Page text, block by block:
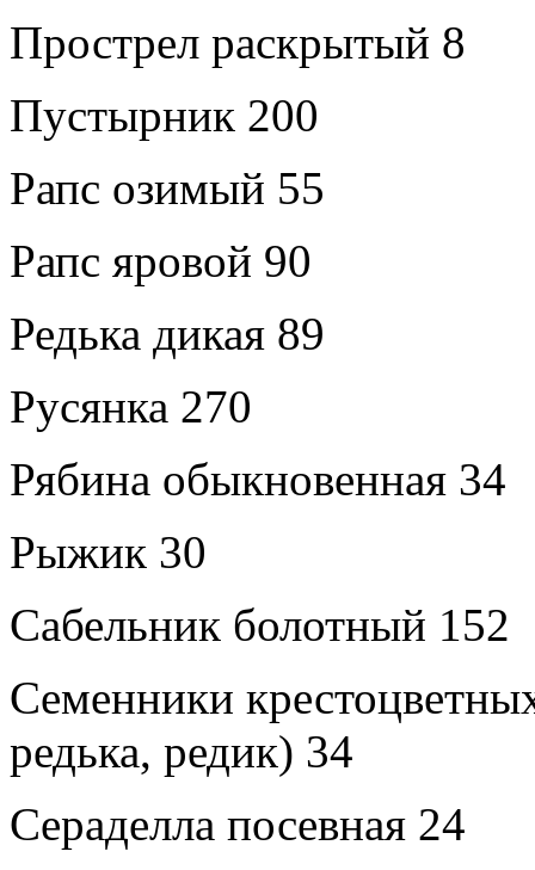
Прострел раскрытый 8
Пустырник 200
Рапс озимый 55
Рапс яровой 90
Редька дикая 89
Русянка 270
Рябина обыкновенная 34
Рыжик 30
Сабельник болотный 152
Семенники
редька, редик) 34
Сераделла посевная 24